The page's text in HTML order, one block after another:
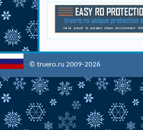
© truero.ru 2009-2026